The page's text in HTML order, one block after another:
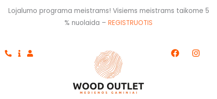
Pereiti
Lojalumo programa meistrams! Visiems meistrams taikome 5
% nuolaida – REGISTRUOTIS
F
a
I
n